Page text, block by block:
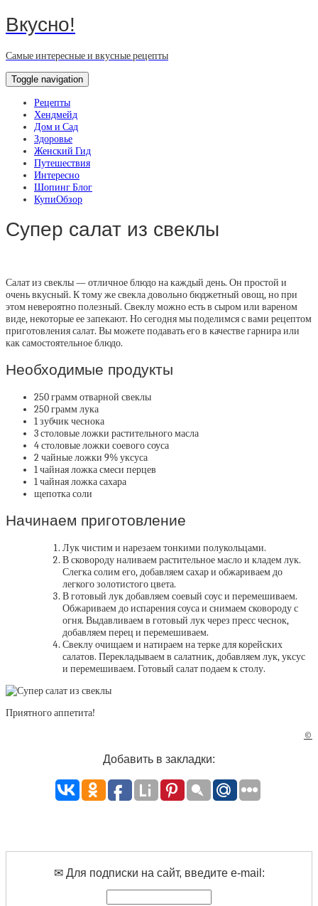
Вкусно!
Самые интересные и вкусные рецепты
Toggle navigation
Рецепты
Хендмейд
Дом и Сад
Здоровье
Женский Гид
Путешествия
Интересно
Шопинг Блог
КупиОбзор
Супер салат из свеклы
Салат из свеклы — отличное блюдо на каждый день. Он простой и
очень вкусный. К тому же свекла довольно бюджетный овощ, но при
этом невероятно полезный. Свеклу можно есть в сыром или вареном
виде, некоторые ее запекают. Но сегодня мы поделимся с вами рецептом
приготовления салат. Вы можете подавать его в качестве гарнира или
как самостоятельное блюдо.
Необходимые продукты
250 грамм отварной свеклы
250 грамм лука
1 зубчик чеснока
3 столовые ложки растительного масла
4 столовые ложки соевого соуса
2 чайные ложки 9% уксуса
1 чайная ложка смеси перцев
1 чайная ложка сахара
щепотка соли
Начинаем приготовление
Лук чистим и нарезаем тонкими полукольцами.
В сковороду наливаем растительное масло и кладем лук.
Слегка солим его, добавляем сахар и обжариваем до
легкого золотистого цвета.
В готовый лук добавляем соевый соус и перемешиваем.
Обжариваем до испарения соуса и снимаем сковороду с
огня. Выдавливаем в готовый лук через пресс чеснок,
добавляем перец и перемешиваем.
Свеклу очищаем и натираем на терке для корейских
салатов. Перекладываем в салатник, добавляем лук, уксус
и перемешиваем. Готовый салат подаем к столу.
Приятного аппетита!
©
Добавить в закладки:
✉ Для подписки на сайт, введите e-mail: